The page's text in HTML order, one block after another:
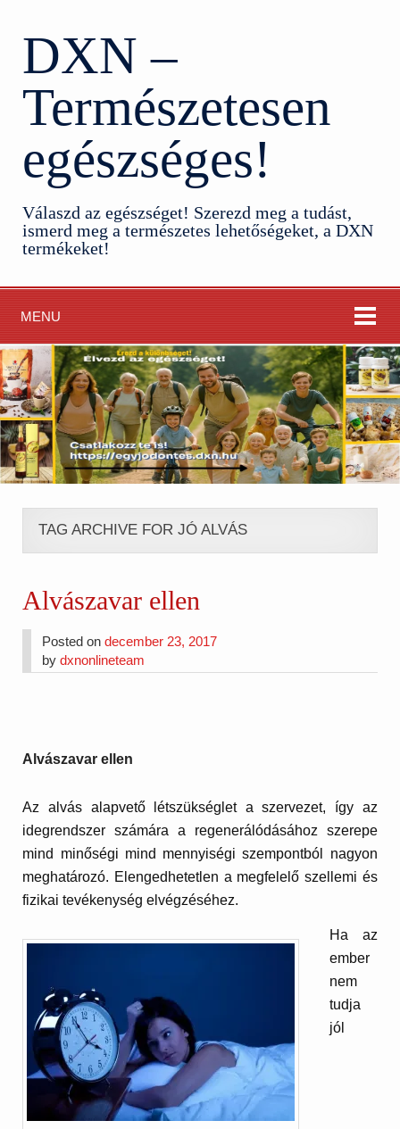
DXN –
Természetesen
egészséges!
Válaszd az egészséget! Szerezd meg a tudást,
ismerd meg a természetes lehetőségeket, a DXN
termékeket!
MENU
TAG ARCHIVE FOR JÓ ALVÁS
Alvászavar ellen
Posted ondecember 23, 2017
bydxnonlineteam
Alvászavar ellen
Az alvás alapvető létszükséglet a szervezet, így az
idegrendszer számára a regenerálódásához szerepe
mind minőségi mind mennyiségi szempontból nagyon
meghatározó. Elengedhetetlen a megfelelő szellemi és
fizikai tevékenység elvégzéséhez.
Ha az
ember
nem
tudja
jól